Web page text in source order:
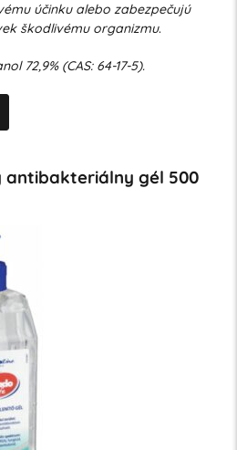
účinku alebo zabezpečujú
škodlivému organizmu.
72,9% (CAS: 64-17-5).
antibakteriálny gél 500